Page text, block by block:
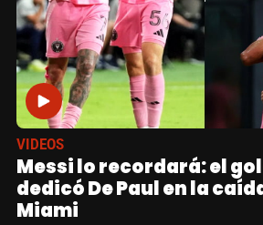
VIDEOS
Messi lo recordará: el
dedicó De Paul en la
Miami